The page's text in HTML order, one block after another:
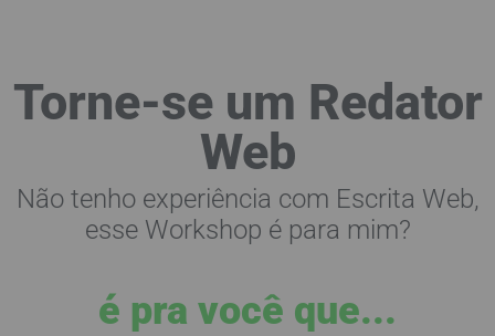
Torne-se um Redator
Web
Não tenho experiência com Escrita Web,
esse Workshop é para mim?
é pra você que...